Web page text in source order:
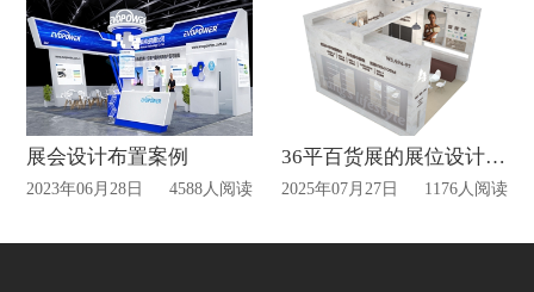
展会设计布置案例
2023年06月28日 4588人阅读
36平百货展的展位设计及搭建案例赏析
2025年07月27日 1176人阅读